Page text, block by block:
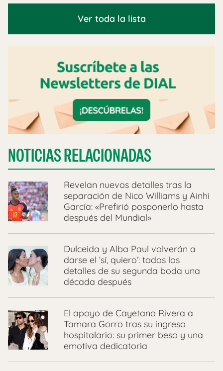
Ver toda la lista
NOTICIAS RELACIONADAS
Revelan nuevos detalles tras la
separación de Nico Williams y Ainhi
García: «Prefirió posponerlo hasta
después del Mundial»
Dulceida y Alba Paul volverán a
darse el ‘sí, quiero’: todos los
detalles de su segunda boda una
década después
El apoyo de Cayetano Rivera a
Tamara Gorro tras su ingreso
hospitalario: su primer beso y una
emotiva dedicatoria